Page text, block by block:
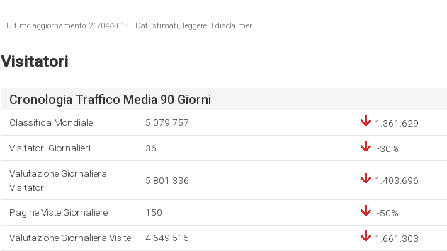
Ultimo aggiornamento: 21/04/2018 . Dati stimati, leggere il disclaimer.
Visitatori
Cronologia Traffico Media 90 Giorni
Classifica Mondiale 5.079.757 1.361.629
Visitatori Giornalieri 36 -30%
Valutazione Giornaliera
Visitatori
5.801.336 1.403.696
Pagine Viste Giornaliere 150 -50%
Valutazione Giornaliera Visite 4.649.515 1.661.303